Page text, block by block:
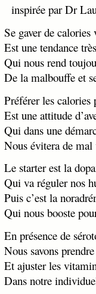
inspirée par Dr
Se gaver de calories
Est une tendance
Qui nous rend
De la malbouffe et
Préférer les calories
Est une attitude
Qui dans une
Nous évitera de
Le starter est la
Qui va réguler nos
Puis c’est la
Qui nous booste
En présence de
Nous savons
Et ajuster les
Dans notre